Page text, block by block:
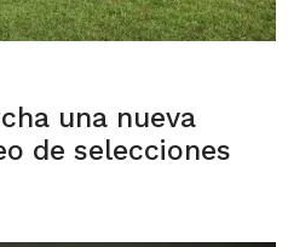
una nueva
de selecciones